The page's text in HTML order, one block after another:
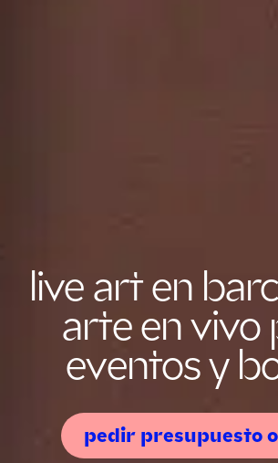
live art en
arte en vivo
eventos y
pedir presupuesto